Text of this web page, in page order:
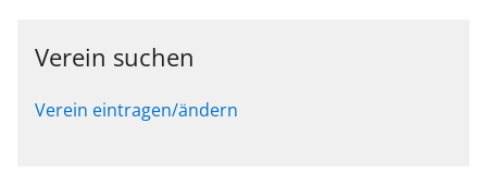
Verein suchen
Verein eintragen/ändern